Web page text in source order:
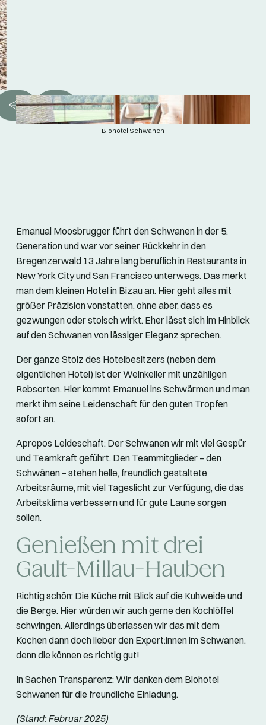
Biohotel Schwanen
Emanual Moosbrugger führt den Schwanen in der 5.
Generation und war vor seiner Rückkehr in den
Bregenzerwald 13 Jahre lang beruflich in Restaurants in
New York City und San Francisco unterwegs. Das merkt
man dem kleinen Hotel in Bizau an. Hier geht alles mit
größer Präzision vonstatten, ohne aber, dass es
gezwungen oder stoisch wirkt. Eher lässt sich im Hinblick
auf den Schwanen von lässiger Eleganz sprechen.
Der ganze Stolz des Hotelbesitzers (neben dem
eigentlichen Hotel) ist der Weinkeller mit unzähligen
Rebsorten. Hier kommt Emanuel ins Schwärmen und man
merkt ihm seine Leidenschaft für den guten Tropfen
sofort an.
Apropos Leideschaft: Der Schwanen wir mit viel Gespür
und Teamkraft geführt. Den Teammitglieder – den
Schwänen – stehen helle, freundlich gestaltete
Arbeitsräume, mit viel Tageslicht zur Verfügung, die das
Arbeitsklima verbessern und für gute Laune sorgen
sollen.
Genießen mit drei
Gault-Millau-Hauben
Richtig schön: Die Küche mit Blick auf die Kuhweide und
die Berge. Hier würden wir auch gerne den Kochlöffel
schwingen. Allerdings überlassen wir das mit dem
Kochen dann doch lieber den Expert:innen im Schwanen,
denn die können es richtig gut!
In Sachen Transparenz: Wir danken dem Biohotel
Schwanen für die freundliche Einladung.
(Stand: Februar 2025)